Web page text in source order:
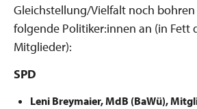
Gleichstellung/Vielfalt noch
folgende Politiker:innen an (in Fett
Mitglieder):
SPD
Leni Breymaier, MdB (BaWü),